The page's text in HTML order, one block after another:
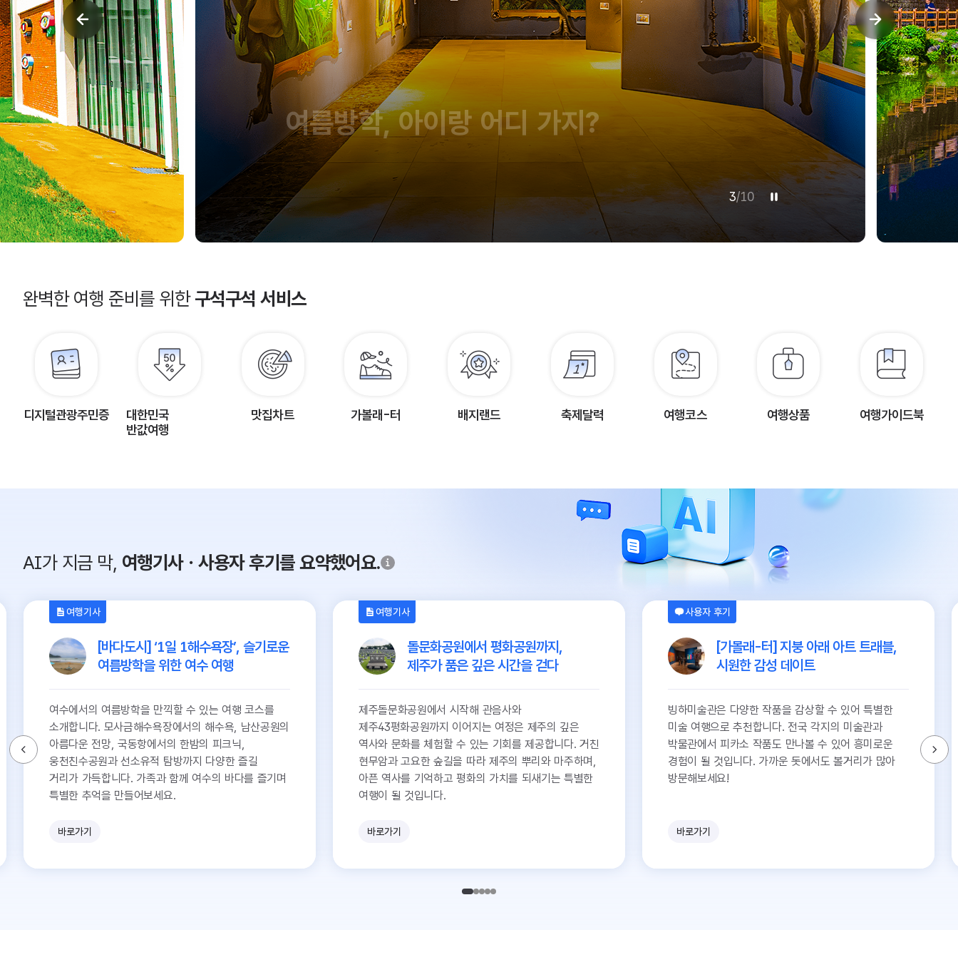
여름방학, 아이랑 어디 가지?
충남투어패스로 실속 있게 즐기는 태안 여행
자세히 보기 3/10
완벽한 여행 준비를 위한구석구석 서비스
디지털관광주민증
대한민국
반값여행
맛집차트 가볼래-터 배지랜드 축제달력 여행코스 여행상품 여행가이드북
AI가 지금 막, 여행기사ㆍ사용자 후기를 요약했어요.
여행기사
[바다도시] ‘1일 1해수욕장’, 슬기로운
여름방학을 위한 여수 여행
여수에서의 여름방학을 만끽할 수 있는 여행 코스를
소개합니다. 모사금해수욕장에서의 해수욕, 남산공원의
아름다운 전망, 국동항에서의 한밤의 피크닉,
웅천친수공원과 선소유적 탐방까지 다양한 즐길
거리가 가득합니다. 가족과 함께 여수의 바다를 즐기며
특별한 추억을 만들어보세요.
바로가기
여행기사
돌문화공원에서 평화공원까지,
제주가 품은 깊은 시간을 걷다
제주돌문화공원에서 시작해 관음사와
제주43평화공원까지 이어지는 여정은 제주의 깊은
역사와 문화를 체험할 수 있는 기회를 제공합니다. 거친
현무암과 고요한 숲길을 따라 제주의 뿌리와 마주하며,
아픈 역사를 기억하고 평화의 가치를 되새기는 특별한
여행이 될 것입니다.
바로가기
사용자 후기
[가볼래-터] 지붕 아래 아트 트래블,
시원한 감성 데이트
빙하미술관은 다양한 작품을 감상할 수 있어 특별한
미술 여행으로 추천합니다. 전국 각지의 미술관과
박물관에서 피카소 작품도 만나볼 수 있어 흥미로운
경험이 될 것입니다. 가까운 돗에서도 볼거리가 많아
방문해보세요!
바로가기
쾌